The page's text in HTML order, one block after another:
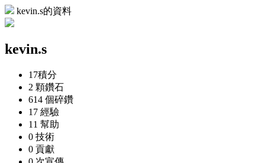
kevin.s的資料
kevin.s
17積分
2 顆鑽石
614 個碎鑽
17 經驗
11 幫助
0 技術
0 貢獻